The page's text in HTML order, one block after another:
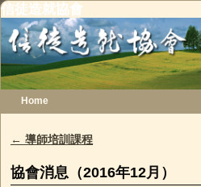
信徒造就協會
Home
Post navigation
← 導師培訓課程
協會消息（2016年12月）